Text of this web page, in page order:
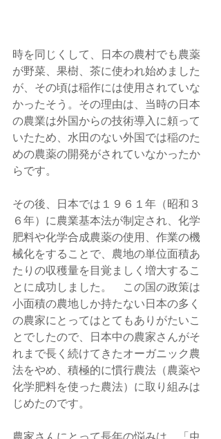
時を同じくして、日本の農村でも農薬
が野菜、果樹、茶に使われ始めました
が、その頃は稲作には使用されていな
かったそう。その理由は、当時の日本
の農業は外国からの技術導入に頼って
いたため、水田のない外国では稲のた
めの農薬の開発がされていなかったか
らです。
その後、日本では１９６１年（昭和３
６年）に農業基本法が制定され、化学
肥料や化学合成農薬の使用、作業の機
械化をすることで、農地の単位面積あ
たりの収穫量を目覚ましく増大するこ
とに成功しました。　この国の政策は
小面積の農地しか持たない日本の多く
の農家にとってはとてもありがたいこ
とでしたので、日本中の農家さんがそ
れまで長く続けてきたオーガニック農
法をやめ、積極的に慣行農法（農薬や
化学肥料を使った農法）に取り組みは
じめたのです。
農家さんにとって長年の悩みは、「虫